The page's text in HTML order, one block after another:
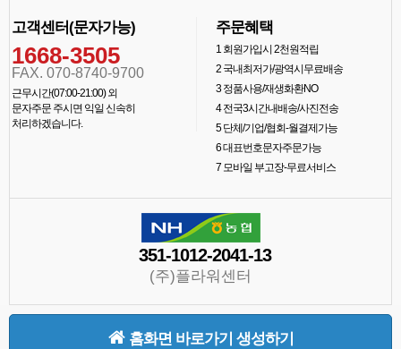
고객센터(문자가능)
1668-3505
FAX. 070-8740-9700
근무시간(07:00-21:00) 외
문자주문 주시면 익일 신속히
처리하겠습니다.
주문혜택
1회원가입시 2천원적립
2국내최저가/광역시무료배송
3정품사용/재생화환NO
4전국3시간내배송/사진전송
5단체/기업/협회-월결제가능
6대표번호문자주문가능
7모바일 부고장-무료서비스
351-1012-2041-13
(주)플라워센터
홈화면 바로가기 생성하기